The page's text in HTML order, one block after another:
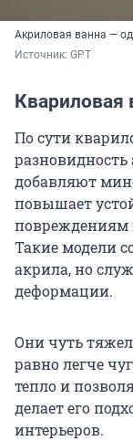
Акриловая ванна —
Источник: GPT
Квариловая
По сути
разновидность
добавляют
повышает
повреждениям
Такие модели
акрила, но
деформации.
Они чуть
равно легче
тепло и
делает его
интерьеров.